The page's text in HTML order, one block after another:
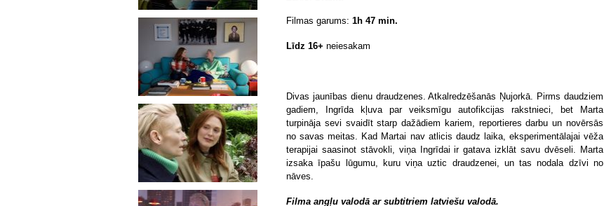
Filmas garums: 1h 47 min.
Līdz 16+ neiesakam
Divas jaunības dienu draudzenes. Atkalredzēšanās Ņujorkā. Pirms daudziem
gadiem, Ingrīda kļuva par veiksmīgu autofikcijas rakstnieci, bet Marta
turpināja sevi svaidīt starp dažādiem kariem, reportieres darbu un novērsās
no savas meitas. Kad Martai nav atlicis daudz laika, eksperimentālajai vēža
terapijai saasinot stāvokli, viņa Ingrīdai ir gatava izklāt savu dvēseli. Marta
izsaka īpašu lūgumu, kuru viņa uztic draudzenei, un tas nodala dzīvi no
nāves.
Filma angļu valodā ar subtitriem latviešu valodā.